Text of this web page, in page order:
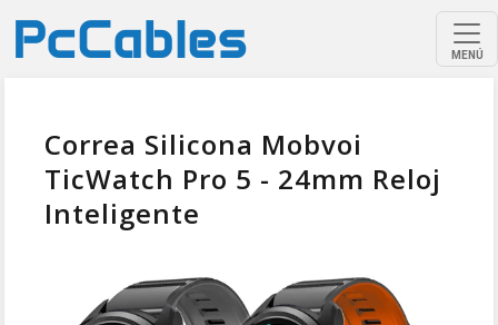
MENÚ
Correa Silicona Mobvoi
TicWatch Pro 5 - 24mm Reloj
Inteligente